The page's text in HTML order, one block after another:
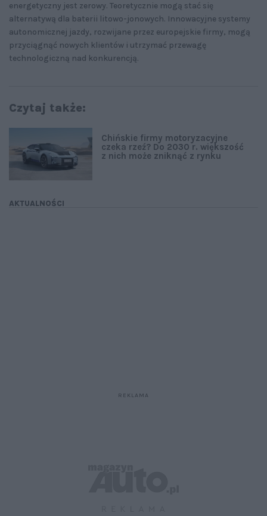
energetyczny jest zerowy. Teoretycznie mogą stać się
alternatywą dla baterii litowo-jonowych. Innowacyjne systemy
autonomicznej jazdy, rozwijane przez europejskie firmy, mogą
przyciągnąć nowych klientów i utrzymać przewagę
technologiczną nad konkurencją.
Czytaj także:
AKTUALNOŚCI
Chińskie firmy motoryzacyjne
czeka rzeź? Do 2030 r. większość
z nich może zniknąć z rynku